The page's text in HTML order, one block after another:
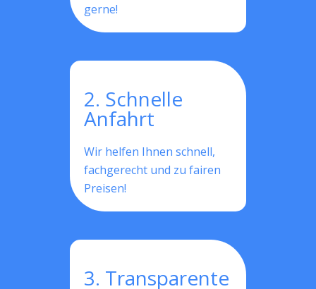
gerne!
2. Schnelle
Anfahrt
Wir helfen Ihnen schnell,
fachgerecht und zu fairen
Preisen!
3. Transparente